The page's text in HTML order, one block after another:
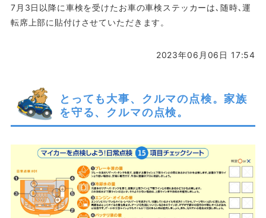
7月3日以降に車検を受けたお車の車検ステッカーは､随時､運
転席上部に貼付けさせていただきます。
2023年06月06日 17:54
とっても大事、クルマの点検。家族
を守る、クルマの点検。